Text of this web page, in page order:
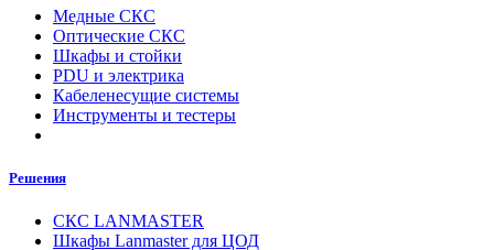
Медные СКС
Оптические СКС
Шкафы и стойки
PDU и электрика
Кабеленесущие системы
Инструменты и тестеры
Решения
СКС LANMASTER
Шкафы Lanmaster для ЦОД